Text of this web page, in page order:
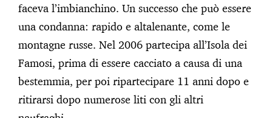
faceva l’imbianchino. Un successo che può essere
una condanna: rapido e altalenante, come le
montagne russe. Nel 2006 partecipa all’Isola dei
Famosi, prima di essere cacciato a causa di una
bestemmia, per poi ripartecipare 11 anni dopo e
ritirarsi dopo numerose liti con gli altri